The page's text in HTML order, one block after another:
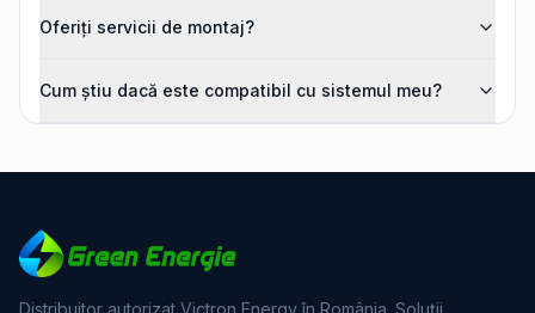
Oferiți servicii de montaj?
Cum știu dacă este compatibil cu sistemul meu?
Distribuitor autorizat Victron Energy în România. Soluții